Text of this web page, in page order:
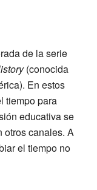
de la serie
(conocida
En estos
tiempo para
educativa se
otros canales. A
el tiempo no